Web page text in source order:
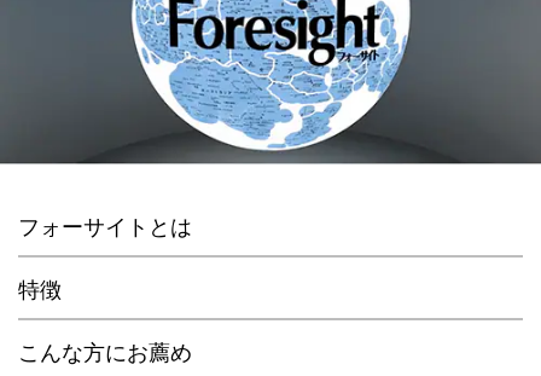
フォーサイトとは
特徴
こんな方にお薦め